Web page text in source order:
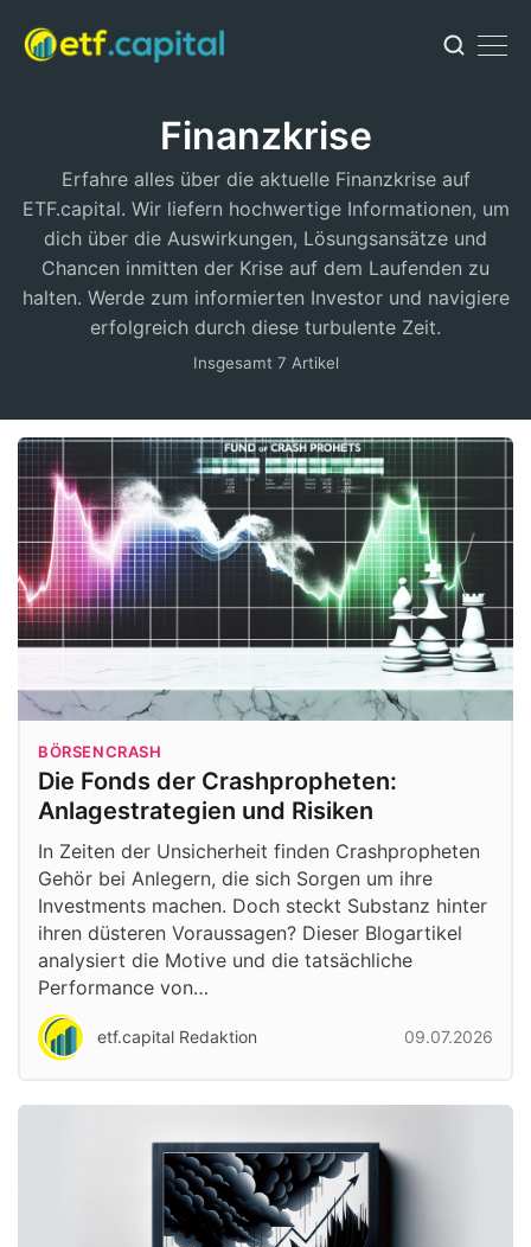
Finanzkrise
Erfahre alles über die aktuelle Finanzkrise auf
ETF.capital. Wir liefern hochwertige Informationen, um
dich über die Auswirkungen, Lösungsansätze und
Chancen inmitten der Krise auf dem Laufenden zu
halten. Werde zum informierten Investor und navigiere
erfolgreich durch diese turbulente Zeit.
Insgesamt 7 Artikel
BÖRSENCRASH
Die Fonds der Crashpropheten:
Anlagestrategien und Risiken
In Zeiten der Unsicherheit finden Crashpropheten
Gehör bei Anlegern, die sich Sorgen um ihre
Investments machen. Doch steckt Substanz hinter
ihren düsteren Voraussagen? Dieser Blogartikel
analysiert die Motive und die tatsächliche
Performance von…
etf.capital Redaktion 09.07.2026